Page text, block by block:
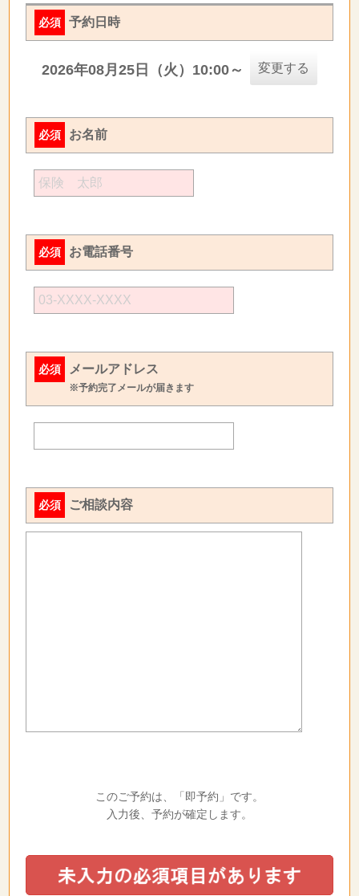
必須 予約日時
2026年08月25日（火）10:00～ 変更する
必須 お名前
必須 お電話番号
必須 メールアドレス
※予約完了メールが届きます
必須 ご相談内容
このご予約は、「即予約」です。
入力後、予約が確定します。